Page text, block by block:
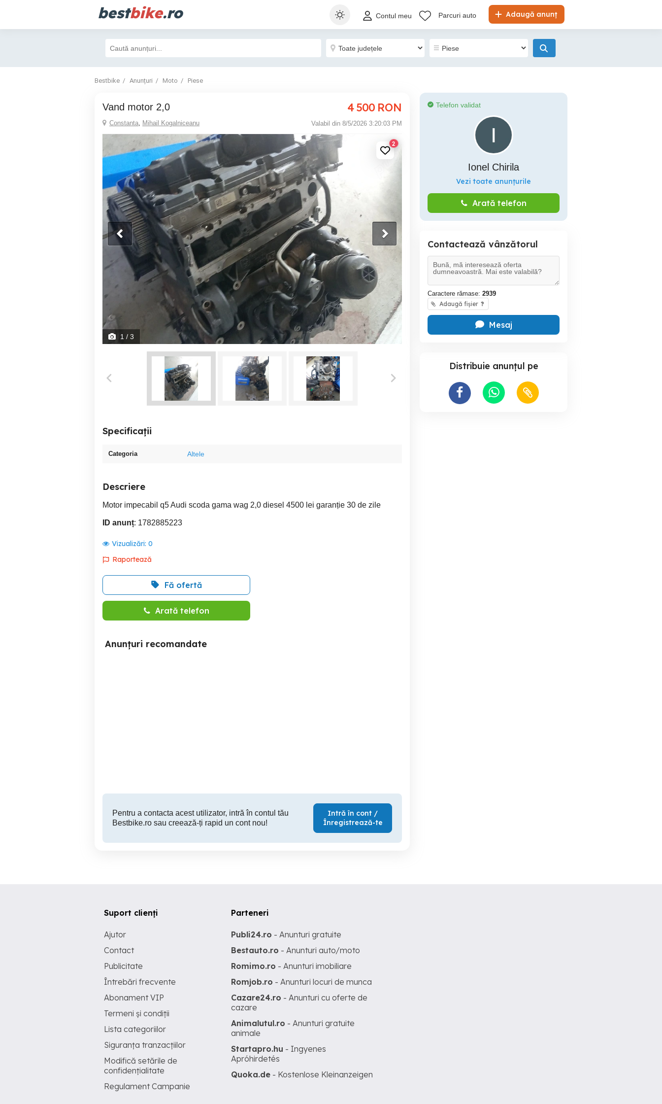
bestbike.ro Adaugă anunț
Contul meu Parcuri auto
Bestbike Anunțuri Moto Piese
Vand motor 2,0 4 500 RON
Constanta, Mihail Kogalniceanu Valabil din 8/5/2026 3:20:03 PM
2
1 / 3
Specificații
Categoria Altele
Descriere
Motor impecabil q5 Audi scoda gama wag 2,0 diesel 4500 lei garanție 30 de zile
ID anunț: 1782885223
Vizualizări: 0
Raportează
Fă ofertă
Arată telefon
Anunțuri recomandate
Pentru a contacta acest utilizator, intră în contul tău
Bestbike.ro sau creează-ți rapid un cont nou!
Intră în cont /
Înregistrează-te
Telefon validat
Ionel Chirila
Vezi toate anunțurile
Arată telefon
Contactează vânzătorul
Caractere rămase: 2939
Adaugă fișier ?
Mesaj
Distribuie anunțul pe
Suport clienți
Ajutor
Contact
Publicitate
Întrebări frecvente
Abonament VIP
Termeni și condiții
Lista categoriilor
Siguranța tranzacțiilor
Modifică setările de
confidențialitate
Regulament Campanie
Parteneri
Publi24.ro - Anunturi gratuite
Bestauto.ro - Anunturi auto/moto
Romimo.ro - Anunturi imobiliare
Romjob.ro - Anunturi locuri de munca
Cazare24.ro - Anunturi cu oferte de
cazare
Animalutul.ro - Anunturi gratuite
animale
Startapro.hu - Ingyenes
Apróhirdetés
Quoka.de - Kostenlose Kleinanzeigen